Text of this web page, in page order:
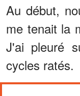
Au début,
me tenait la
J'ai pleuré
cycles ratés.